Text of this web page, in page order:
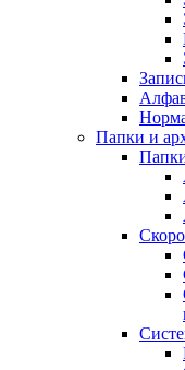
Папки и